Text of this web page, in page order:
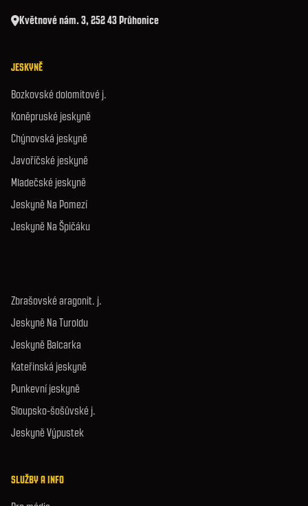
Květnové nám. 3, 252 43 Průhonice
JESKYNĚ
Bozkovské dolomitové j.
Koněpruské jeskyně
Chýnovská jeskyně
Javoříčské jeskyně
Mladečské jeskyně
Jeskyně Na Pomezí
Jeskyně Na Špičáku
Zbrašovské aragonit. j.
Jeskyně Na Turoldu
Jeskyně Balcarka
Kateřinská jeskyně
Punkevní jeskyně
Sloupsko-šošůvské j.
Jeskyně Výpustek
SLUŽBY A INFO